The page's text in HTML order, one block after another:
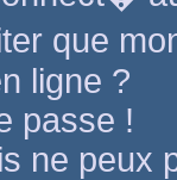
que
ligne ?
passe !
ne peux